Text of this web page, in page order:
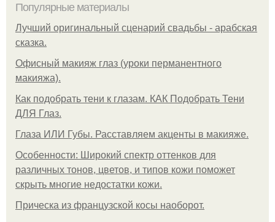
Популярные материалы
Лучший оригинальный сценарий свадьбы - арабская
сказка.
Офисный макияж глаз (уроки перманентного
макияжа).
Как подобрать тени к глазам. КАК Подобрать Тени
ДЛЯ Глаз.
Глаза ИЛИ Губы. Расставляем акценты в макияже.
Особенности: Широкий спектр оттенков для
различных тонов, цветов, и типов кожи поможет
скрыть многие недостатки кожи.
Прическа из французской косы наоборот.